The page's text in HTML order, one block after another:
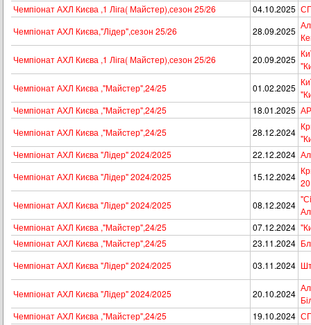
Чемпіонат АХЛ Києва ,1 Ліга( Майстер),сезон 25/26
04.10.2025
Чемпіонат АХЛ Києва,"Лідер",сезон 25/26
28.09.2025
Чемпіонат АХЛ Києва ,1 Ліга( Майстер),сезон 25/26
20.09.2025
Чемпіонат АХЛ Києва ,"Майстер",24/25
01.02.2025
Чемпіонат АХЛ Києва ,"Майстер",24/25
18.01.2025
Чемпіонат АХЛ Києва ,"Майстер",24/25
28.12.2024
Чемпіонат АХЛ Києва "Лідер" 2024/2025
22.12.2024
Чемпіонат АХЛ Києва "Лідер" 2024/2025
15.12.2024
Чемпіонат АХЛ Києва "Лідер" 2024/2025
08.12.2024
Чемпіонат АХЛ Києва ,"Майстер",24/25
07.12.2024
Чемпіонат АХЛ Києва ,"Майстер",24/25
23.11.2024
Чемпіонат АХЛ Києва "Лідер" 2024/2025
03.11.2024
Чемпіонат АХЛ Києва "Лідер" 2024/2025 20.10.2024
Чемпіонат АХЛ Києва ,"Майстер",24/25
19.10.2024